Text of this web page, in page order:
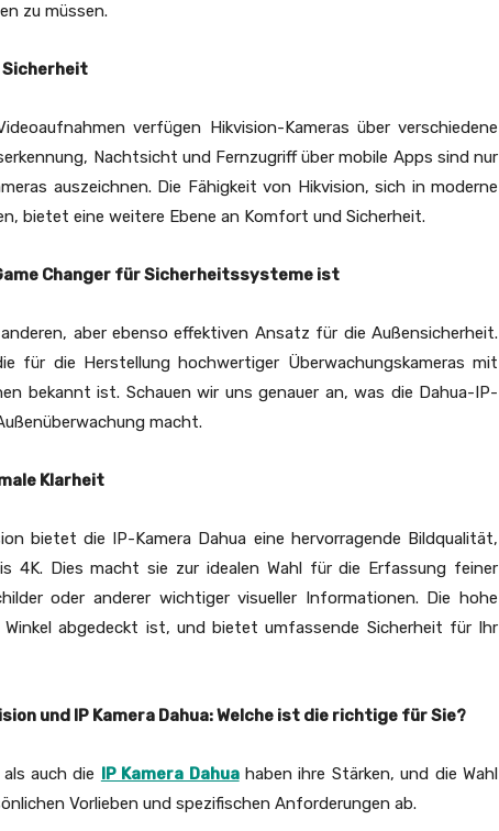
zu müssen.
verfügen Hikvision-Kameras über verschiedene
Nachtsicht und Fernzugriff über mobile Apps sind nur
auszeichnen. Die Fähigkeit von Hikvision, sich in moderne
bietet eine weitere Ebene an Komfort und Sicherheit.
Changer für Sicherheitssysteme ist
aber ebenso effektiven Ansatz für die Außensicherheit.
für die Herstellung hochwertiger Überwachungskameras mit
bekannt ist. Schauen wir uns genauer an, was die Dahua-IP-
macht.
Klarheit
bietet die IP-Kamera Dahua eine hervorragende Bildqualität,
4K. Dies macht sie zur idealen Wahl für die Erfassung feiner
oder anderer wichtiger visueller Informationen. Die hohe
abgedeckt ist, und bietet umfassende Sicherheit für Ihr
und IP Kamera Dahua: Welche ist die richtige für Sie?
auch die IP Kamera Dahuahaben ihre Stärken, und die Wahl
Vorlieben und spezifischen Anforderungen ab.